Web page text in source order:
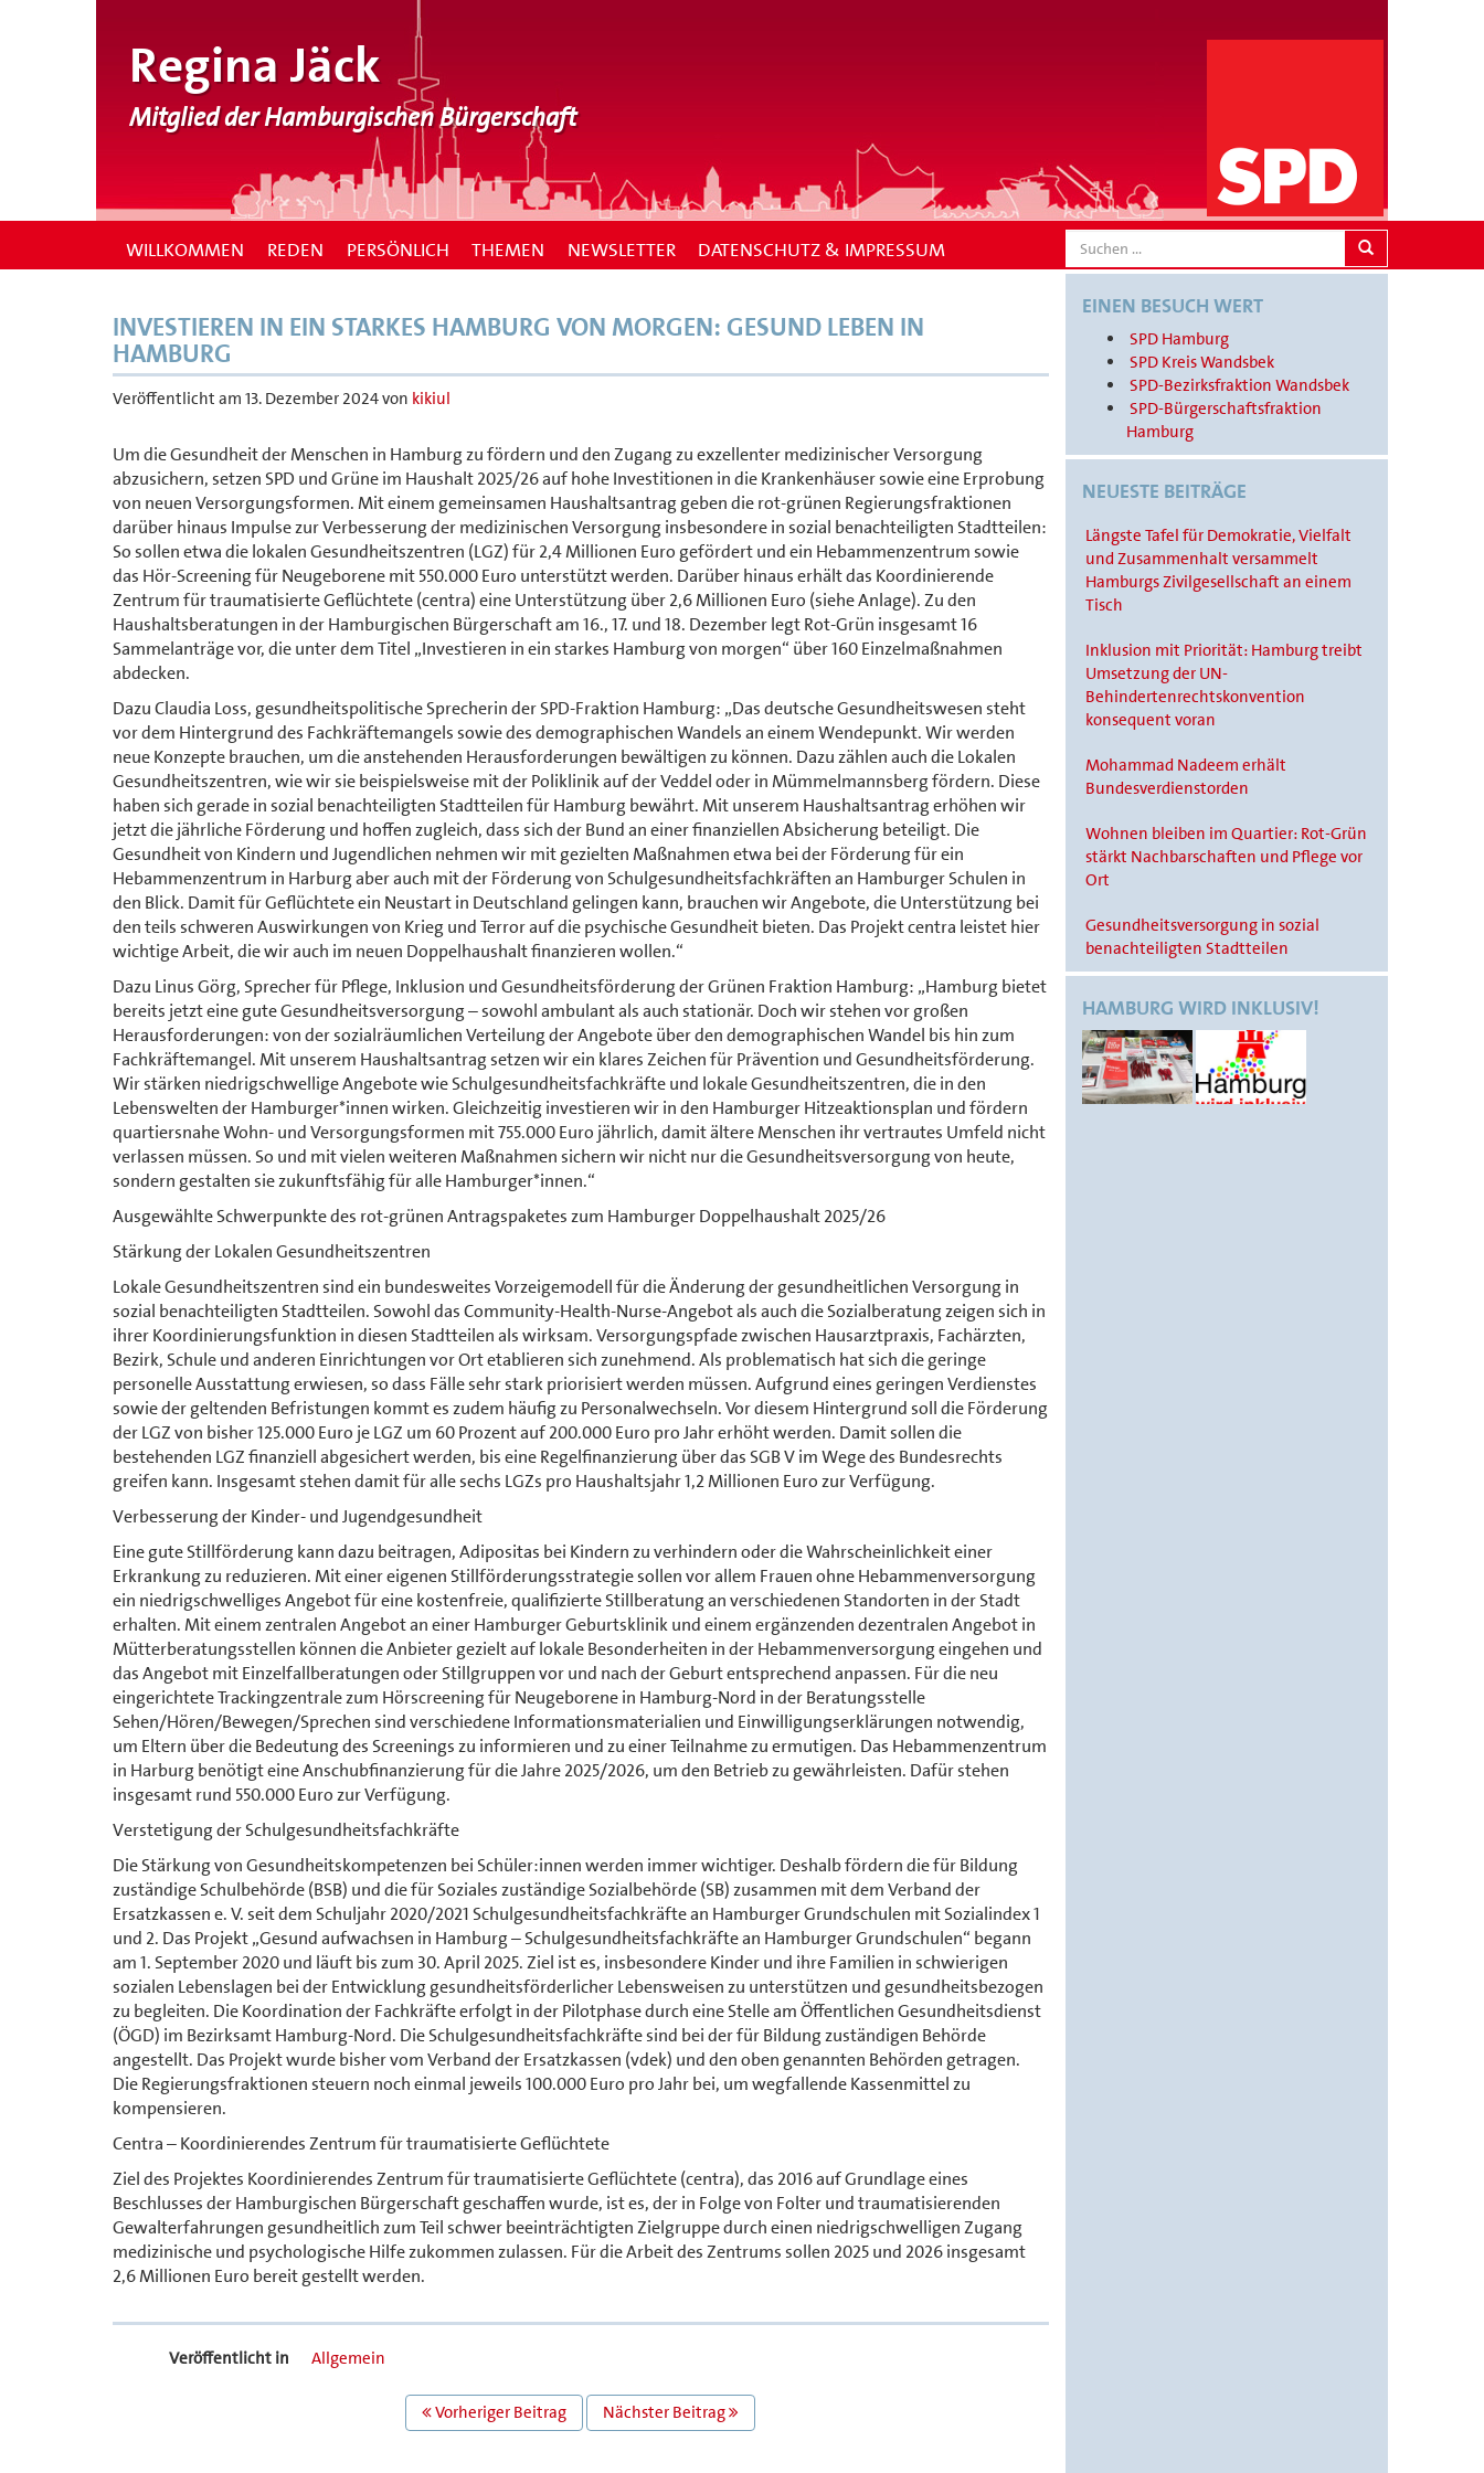
Regina Jäck
Mitglied der Hamburgischen Bürgerschaft
SEARCH
WILLKOMMEN REDEN PERSÖNLICH THEMEN NEWSLETTER DATENSCHUTZ & IMPRESSUM
INVESTIEREN IN EIN STARKES HAMBURG VON MORGEN: GESUND LEBEN IN
HAMBURG
Veröffentlicht am 13. Dezember 2024von kikiul
Um die Gesundheit der Menschen in Hamburg zu fördern und den Zugang zu exzellenter medizinischer Versorgung
abzusichern, setzen SPD und Grüne im Haushalt 2025/26 auf hohe Investitionen in die Krankenhäuser sowie eine Erprobung
von neuen Versorgungsformen. Mit einem gemeinsamen Haushaltsantrag geben die rot-grünen Regierungsfraktionen
darüber hinaus Impulse zur Verbesserung der medizinischen Versorgung insbesondere in sozial benachteiligten Stadtteilen:
So sollen etwa die lokalen Gesundheitszentren (LGZ) für 2,4 Millionen Euro gefördert und ein Hebammenzentrum sowie
das Hör-Screening für Neugeborene mit 550.000 Euro unterstützt werden. Darüber hinaus erhält das Koordinierende
Zentrum für traumatisierte Geflüchtete (centra) eine Unterstützung über 2,6 Millionen Euro (siehe Anlage). Zu den
Haushaltsberatungen in der Hamburgischen Bürgerschaft am 16., 17. und 18. Dezember legt Rot-Grün insgesamt 16
Sammelanträge vor, die unter dem Titel „Investieren in ein starkes Hamburg von morgen“ über 160 Einzelmaßnahmen
abdecken.
Dazu Claudia Loss, gesundheitspolitische Sprecherin der SPD-Fraktion Hamburg: „Das deutsche Gesundheitswesen steht
vor dem Hintergrund des Fachkräftemangels sowie des demographischen Wandels an einem Wendepunkt. Wir werden
neue Konzepte brauchen, um die anstehenden Herausforderungen bewältigen zu können. Dazu zählen auch die Lokalen
Gesundheitszentren, wie wir sie beispielsweise mit der Poliklinik auf der Veddel oder in Mümmelmannsberg fördern. Diese
haben sich gerade in sozial benachteiligten Stadtteilen für Hamburg bewährt. Mit unserem Haushaltsantrag erhöhen wir
jetzt die jährliche Förderung und hoffen zugleich, dass sich der Bund an einer finanziellen Absicherung beteiligt. Die
Gesundheit von Kindern und Jugendlichen nehmen wir mit gezielten Maßnahmen etwa bei der Förderung für ein
Hebammenzentrum in Harburg aber auch mit der Förderung von Schulgesundheitsfachkräften an Hamburger Schulen in
den Blick. Damit für Geflüchtete ein Neustart in Deutschland gelingen kann, brauchen wir Angebote, die Unterstützung bei
den teils schweren Auswirkungen von Krieg und Terror auf die psychische Gesundheit bieten. Das Projekt centra leistet hier
wichtige Arbeit, die wir auch im neuen Doppelhaushalt finanzieren wollen.“
Dazu Linus Görg, Sprecher für Pflege, Inklusion und Gesundheitsförderung der Grünen Fraktion Hamburg: „Hamburg bietet
bereits jetzt eine gute Gesundheitsversorgung – sowohl ambulant als auch stationär. Doch wir stehen vor großen
Herausforderungen: von der sozialräumlichen Verteilung der Angebote über den demographischen Wandel bis hin zum
Fachkräftemangel. Mit unserem Haushaltsantrag setzen wir ein klares Zeichen für Prävention und Gesundheitsförderung.
Wir stärken niedrigschwellige Angebote wie Schulgesundheitsfachkräfte und lokale Gesundheitszentren, die in den
Lebenswelten der Hamburger*innen wirken. Gleichzeitig investieren wir in den Hamburger Hitzeaktionsplan und fördern
quartiersnahe Wohn- und Versorgungsformen mit 755.000 Euro jährlich, damit ältere Menschen ihr vertrautes Umfeld nicht
verlassen müssen. So und mit vielen weiteren Maßnahmen sichern wir nicht nur die Gesundheitsversorgung von heute,
sondern gestalten sie zukunftsfähig für alle Hamburger*innen.“
Ausgewählte Schwerpunkte des rot-grünen Antragspaketes zum Hamburger Doppelhaushalt 2025/26
Stärkung der Lokalen Gesundheitszentren
Lokale Gesundheitszentren sind ein bundesweites Vorzeigemodell für die Änderung der gesundheitlichen Versorgung in
sozial benachteiligten Stadtteilen. Sowohl das Community-Health-Nurse-Angebot als auch die Sozialberatung zeigen sich in
ihrer Koordinierungsfunktion in diesen Stadtteilen als wirksam. Versorgungspfade zwischen Hausarztpraxis, Fachärzten,
Bezirk, Schule und anderen Einrichtungen vor Ort etablieren sich zunehmend. Als problematisch hat sich die geringe
personelle Ausstattung erwiesen, so dass Fälle sehr stark priorisiert werden müssen. Aufgrund eines geringen Verdienstes
sowie der geltenden Befristungen kommt es zudem häufig zu Personalwechseln. Vor diesem Hintergrund soll die Förderung
der LGZ von bisher 125.000 Euro je LGZ um 60 Prozent auf 200.000 Euro pro Jahr erhöht werden. Damit sollen die
bestehenden LGZ finanziell abgesichert werden, bis eine Regelfinanzierung über das SGB V im Wege des Bundesrechts
greifen kann. Insgesamt stehen damit für alle sechs LGZs pro Haushaltsjahr 1,2 Millionen Euro zur Verfügung.
Verbesserung der Kinder- und Jugendgesundheit
Eine gute Stillförderung kann dazu beitragen, Adipositas bei Kindern zu verhindern oder die Wahrscheinlichkeit einer
Erkrankung zu reduzieren. Mit einer eigenen Stillförderungsstrategie sollen vor allem Frauen ohne Hebammenversorgung
ein niedrigschwelliges Angebot für eine kostenfreie, qualifizierte Stillberatung an verschiedenen Standorten in der Stadt
erhalten. Mit einem zentralen Angebot an einer Hamburger Geburtsklinik und einem ergänzenden dezentralen Angebot in
Mütterberatungsstellen können die Anbieter gezielt auf lokale Besonderheiten in der Hebammenversorgung eingehen und
das Angebot mit Einzelfallberatungen oder Stillgruppen vor und nach der Geburt entsprechend anpassen. Für die neu
eingerichtete Trackingzentrale zum Hörscreening für Neugeborene in Hamburg-Nord in der Beratungsstelle
Sehen/Hören/Bewegen/Sprechen sind verschiedene Informationsmaterialien und Einwilligungserklärungen notwendig,
um Eltern über die Bedeutung des Screenings zu informieren und zu einer Teilnahme zu ermutigen. Das Hebammenzentrum
in Harburg benötigt eine Anschubfinanzierung für die Jahre 2025/2026, um den Betrieb zu gewährleisten. Dafür stehen
insgesamt rund 550.000 Euro zur Verfügung.
Verstetigung der Schulgesundheitsfachkräfte
Die Stärkung von Gesundheitskompetenzen bei Schüler:innen werden immer wichtiger. Deshalb fördern die für Bildung
zuständige Schulbehörde (BSB) und die für Soziales zuständige Sozialbehörde (SB) zusammen mit dem Verband der
Ersatzkassen e. V. seit dem Schuljahr 2020/2021 Schulgesundheitsfachkräfte an Hamburger Grundschulen mit Sozialindex 1
und 2. Das Projekt „Gesund aufwachsen in Hamburg – Schulgesundheitsfachkräfte an Hamburger Grundschulen“ begann
am 1. September 2020 und läuft bis zum 30. April 2025. Ziel ist es, insbesondere Kinder und ihre Familien in schwierigen
sozialen Lebenslagen bei der Entwicklung gesundheitsförderlicher Lebensweisen zu unterstützen und gesundheitsbezogen
zu begleiten. Die Koordination der Fachkräfte erfolgt in der Pilotphase durch eine Stelle am Öffentlichen Gesundheitsdienst
(ÖGD) im Bezirksamt Hamburg-Nord. Die Schulgesundheitsfachkräfte sind bei der für Bildung zuständigen Behörde
angestellt. Das Projekt wurde bisher vom Verband der Ersatzkassen (vdek) und den oben genannten Behörden getragen.
Die Regierungsfraktionen steuern noch einmal jeweils 100.000 Euro pro Jahr bei, um wegfallende Kassenmittel zu
kompensieren.
Centra – Koordinierendes Zentrum für traumatisierte Geflüchtete
Ziel des Projektes Koordinierendes Zentrum für traumatisierte Geflüchtete (centra), das 2016 auf Grundlage eines
Beschlusses der Hamburgischen Bürgerschaft geschaffen wurde, ist es, der in Folge von Folter und traumatisierenden
Gewalterfahrungen gesundheitlich zum Teil schwer beeinträchtigten Zielgruppe durch einen niedrigschwelligen Zugang
medizinische und psychologische Hilfe zukommen zulassen. Für die Arbeit des Zentrums sollen 2025 und 2026 insgesamt
2,6 Millionen Euro bereit gestellt werden.
Veröffentlicht in Allgemein
Vorheriger Beitrag Nächster Beitrag
EINEN BESUCH WERT
SPD Hamburg
SPD Kreis Wandsbek
SPD-Bezirksfraktion Wandsbek
SPD-Bürgerschaftsfraktion
Hamburg
NEUESTE BEITRÄGE
Längste Tafel für Demokratie, Vielfalt
und Zusammenhalt versammelt
Hamburgs Zivilgesellschaft an einem
Tisch
Inklusion mit Priorität: Hamburg treibt
Umsetzung der UN-
Behindertenrechtskonvention
konsequent voran
Mohammad Nadeem erhält
Bundesverdienstorden
Wohnen bleiben im Quartier: Rot-Grün
stärkt Nachbarschaften und Pflege vor
Ort
Gesundheitsversorgung in sozial
benachteiligten Stadtteilen
HAMBURG WIRD INKLUSIV!